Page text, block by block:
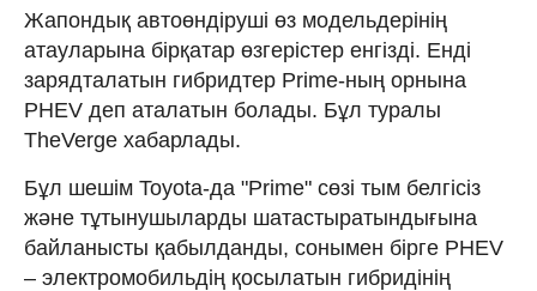
Жапондық автоөндіруші өз модельдерінің
атауларына бірқатар өзгерістер енгізді. Енді
зарядталатын гибридтер Prime-ның орнына
PHEV деп аталатын болады. Бұл туралы
TheVerge хабарлады.
Бұл шешім Toyota-да "Prime" сөзі тым белгісіз
және тұтынушыларды шатастыратындығына
байланысты қабылданды, сонымен бірге PHEV
– электромобильдің қосылатын гибридінің